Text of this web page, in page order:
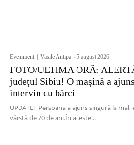
Eveniment Vasile Antipa -5 august 2026
FOTO/ULTIMA ORĂ:
județul Sibiu! O mașină a
intervin cu bărci
UPDATE: "Persoana a ajuns singură la
vârstă de 70 de ani.În aceste...